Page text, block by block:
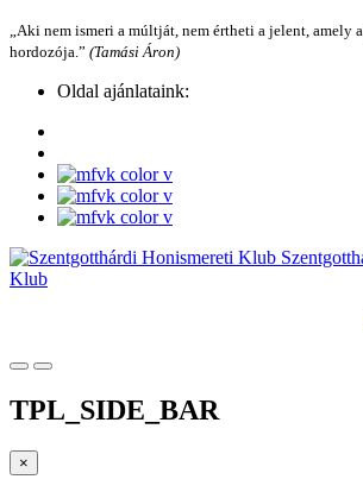
„Aki nem ismeri a múltját, nem értheti a jelent, amely
hordozója.” (Tamási Áron)
Oldal ajánlataink:
Klub
TPL_SIDE_BAR
×